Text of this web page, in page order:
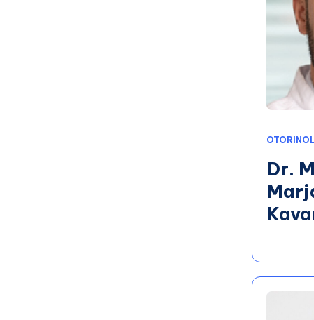
Dr.